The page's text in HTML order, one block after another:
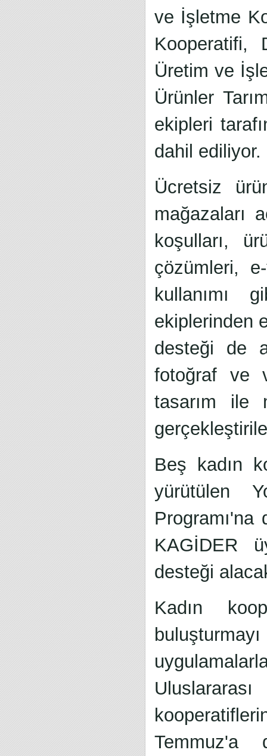
ve İşletme
Kooperatifi,
Üretim ve
Ürünler
ekipleri
dahil ediliyor.
Ücretsiz
mağazaları
koşulları,
çözümleri,
kullanımı
ekiplerinden
desteği de
fotoğraf ve
tasarım ile
Beş kadın
yürütülen
KAGİDER
desteği
Kadın